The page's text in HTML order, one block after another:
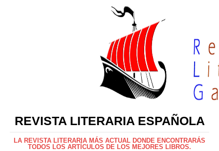
REVISTA LITERARIA ESPAÑOLA
LA REVISTA LITERARIA MÁS ACTUAL DONDE ENCONTRARÁS
TODOS LOS ARTÍCULOS DE LOS MEJORES LIBROS.